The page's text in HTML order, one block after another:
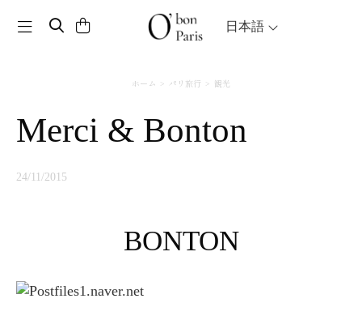
Toggle navigation 日本語
ホーム パリ旅行 観光
Merci & Bonton
24/11/2015
BONTON